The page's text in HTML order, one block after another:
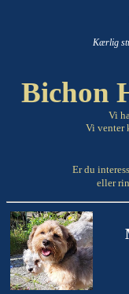
Kærlig
Bichon
Vi
Vi venter
Er du
eller